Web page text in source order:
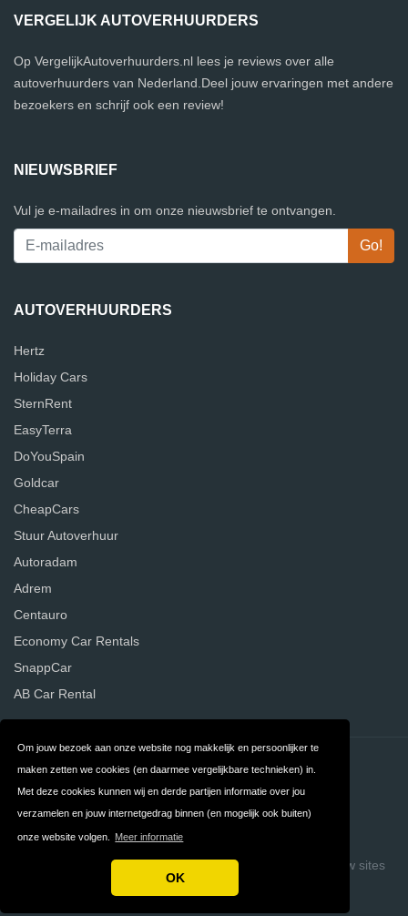
Om jouw bezoek aan onze website nog makkelijk en persoonlijker te
maken zetten we cookies (en daarmee vergelijkbare technieken) in.
Met deze cookies kunnen wij en derde partijen informatie over jou
verzamelen en jouw internetgedrag binnen (en mogelijk ook buiten)
onze website volgen. Meer informatie
OK
VERGELIJK AUTOVERHUURDERS
Op VergelijkAutoverhuurders.nl lees je reviews over alle
autoverhuurders van Nederland.Deel jouw ervaringen met andere
bezoekers en schrijf ook een review!
NIEUWSBRIEF
Vul je e-mailadres in om onze nieuwsbrief te ontvangen.
AUTOVERHUURDERS
Hertz
Holiday Cars
SternRent
EasyTerra
DoYouSpain
Goldcar
CheapCars
Stuur Autoverhuur
Autoradam
Adrem
Centauro
Economy Car Rentals
SnappCar
AB Car Rental
Contact Privacy
Algemene FAQ
Copyright © 2026 Vergelijk Autoverhuurders
Build review sites
with ReviewTycoon